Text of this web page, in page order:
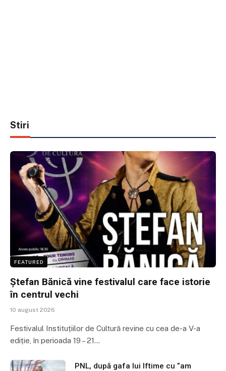
Stiri
FEATURED
Ștefan Bănică vine festivalul care face istorie
în centrul vechi
10 august 2026
Festivalul Instituțiilor de Cultură revine cu cea de-a V-a
ediție, în perioada 19 – 21…
PNL, după gafa lui Iftime cu ”am